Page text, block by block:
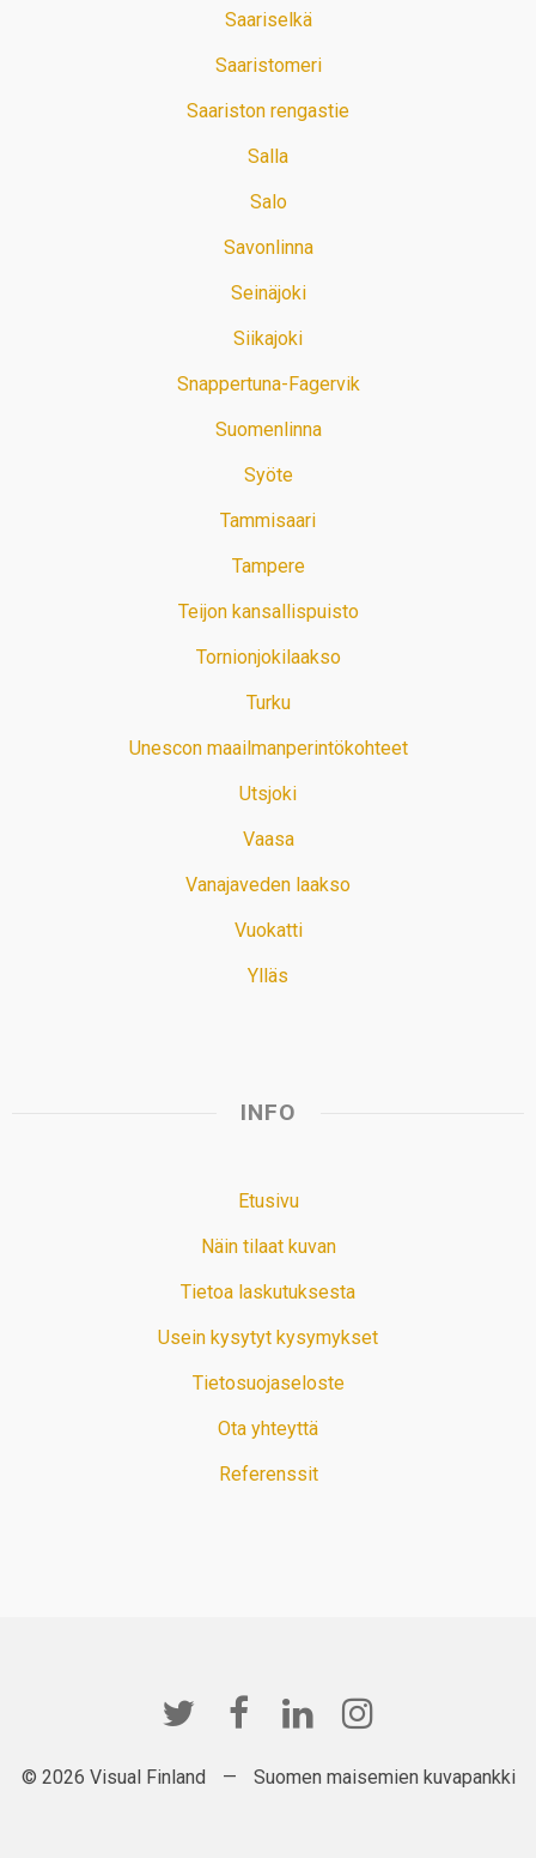
Saariselkä
Saaristomeri
Saariston rengastie
Salla
Salo
Savonlinna
Seinäjoki
Siikajoki
Snappertuna-Fagervik
Suomenlinna
Syöte
Tammisaari
Tampere
Teijon kansallispuisto
Tornionjokilaakso
Turku
Unescon maailmanperintökohteet
Utsjoki
Vaasa
Vanajaveden laakso
Vuokatti
Ylläs
INFO
Etusivu
Näin tilaat kuvan
Tietoa laskutuksesta
Usein kysytyt kysymykset
Tietosuojaseloste
Ota yhteyttä
Referenssit
© 2026 Visual Finland — Suomen maisemien kuvapankki